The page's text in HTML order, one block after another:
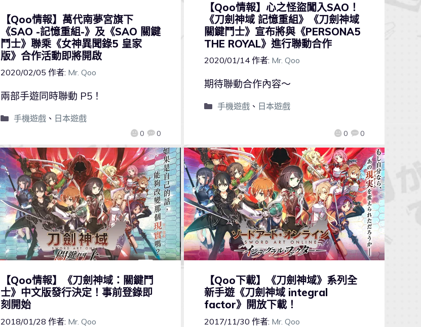
【Qoo情報】萬代南夢宮旗下
《SAO -記憶重組-》及《SAO 關鍵
鬥士》聯乘《女神異聞錄5 皇家
版》合作活動即將開啟
2020/02/05 作者: Mr. Qoo
0 0
兩部手遊同時聯動 P5！
手機遊戲、 日本遊戲
【Qoo情報】心之怪盜闖入SAO！
《刀劍神域 記憶重組》《刀劍神域
關鍵鬥士》宣布將與《PERSONA5
THE ROYAL》進行聯動合作
2020/01/14 作者: Mr. Qoo
0 0
期待聯動合作內容～
手機遊戲、 日本遊戲
【Qoo情報】《刀劍神域：關鍵鬥
士》中文版發行決定！事前登錄即
刻開始
2018/01/28 作者: Mr. Qoo
【Qoo下載】《刀劍神域》系列全
新手遊《刀劍神域 integral
factor》開放下載！
2017/11/30 作者: Mr. Qoo